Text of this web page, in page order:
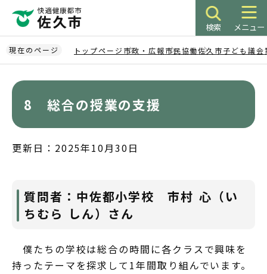
ペ
ー
ジ
検索 メニュー
現在のページ トップページ 市政・広報市民協働佐久市子ども議会
8 総合の授業の支援
更新日：2025年10月30日
質問者：中佐都小学校 市村 心（い
ちむら しん）さん
僕たちの学校は総合の時間に各クラスで興味を
持ったテーマを探求して1年間取り組んでいます。